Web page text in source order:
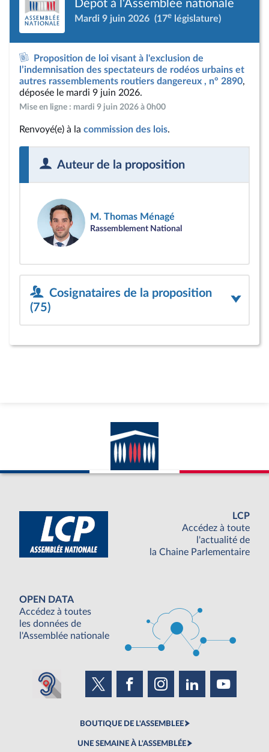
Dépôt à l'Assemblée nationale
Mardi 9 juin 2026 (17e législature)
Proposition de loi visant à l'exclusion de
l’indemnisation des spectateurs de rodéos urbains et
autres rassemblements routiers dangereux , n° 2890,
déposée le mardi 9 juin 2026.
Mise en ligne : mardi 9 juin 2026 à 0h00
Renvoyé(e) à la commission des lois.
Auteur de la proposition
M. Thomas Ménagé
Rassemblement National
Cosignataires de la proposition
(75)
LCP
Accédez à toute
l'actualité de
la Chaine Parlementaire
OPEN DATA
Accédez à toutes
les données de
l'Assemblée nationale
BOUTIQUE DE L'ASSEMBLEE
UNE SEMAINE À L'ASSEMBLÉE